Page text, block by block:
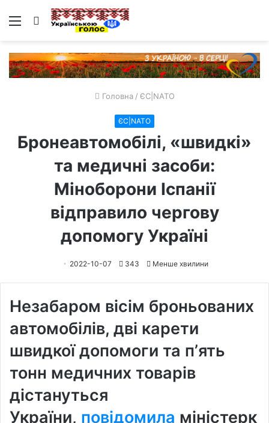
Меню Пошук
Головна / ЄС|NATO
ЄС|NATO
Бронеавтомобілі, «швидкі»
та медичні засоби:
Міноборони Іспанії
відправило чергову
допомогу Україні
2022-10-07 343 Менше хвилини
Незабаром вісім броньованих
автомобілів, дві карети
швидкої допомоги та пʼять
тонн медичних товарів
дістануться
України, повідомила міністерк